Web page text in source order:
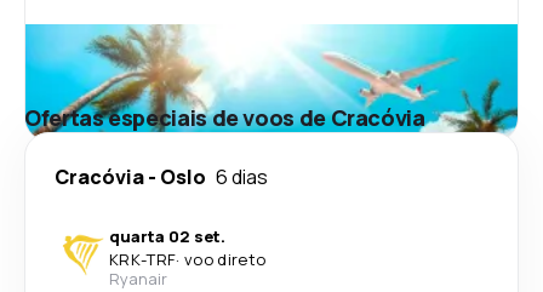
Ofertas especiais de voos de Cracóvia
Cracóvia- Oslo 6 dias
quarta 02 set.
KRK-TRF· voo direto
Ryanair